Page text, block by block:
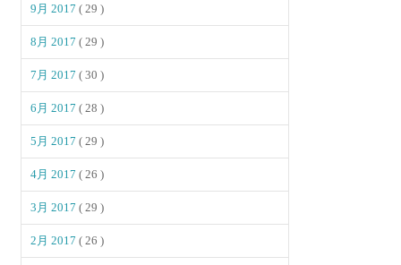
9月 2017( 29 )
8月 2017( 29 )
7月 2017( 30 )
6月 2017( 28 )
5月 2017( 29 )
4月 2017( 26 )
3月 2017( 29 )
2月 2017( 26 )